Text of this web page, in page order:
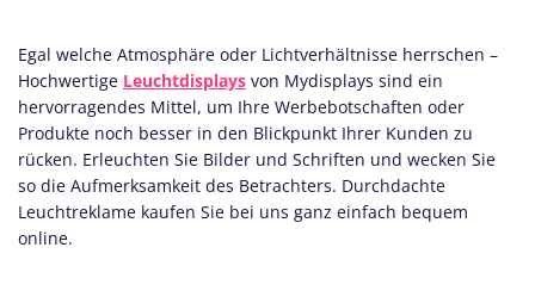
Egal welche Atmosphäre oder Lichtverhältnisse herrschen –
Hochwertige Leuchtdisplays von Mydisplays sind ein
hervorragendes Mittel, um Ihre Werbebotschaften oder
Produkte noch besser in den Blickpunkt Ihrer Kunden zu
rücken. Erleuchten Sie Bilder und Schriften und wecken Sie
so die Aufmerksamkeit des Betrachters. Durchdachte
Leuchtreklame kaufen Sie bei uns ganz einfach bequem
online.